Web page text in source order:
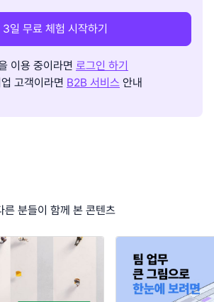
3일 무료 체험 시작하기
이용 중이라면 로그인 하기
고객이라면 B2B 서비스 안내
른 분들이 함께 본 콘텐츠